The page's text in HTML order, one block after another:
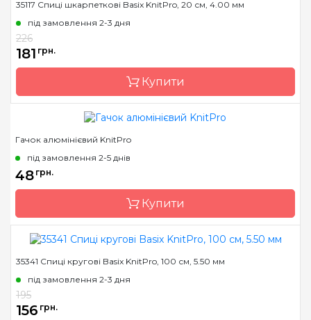
Бренд
Країна виробник
Матеріал
Тип гачка
односторонній
35117 Спиці шкарпеткові Basix KnitPro, 20 см, 4.00 мм
під замовлення 2-3 дня
226
181 грн.
Купити
Бренд
Країна виробник
Розмір
4.0 мм
Довжина
Гачок алюмінієвий KnitPro
під замовлення 2-5 днів
48 грн.
Купити
Бренд
Країна виробник
Матеріал
35341 Спиці кругові Basix KnitPro, 100 см, 5.50 мм
під замовлення 2-3 дня
195
156 грн.